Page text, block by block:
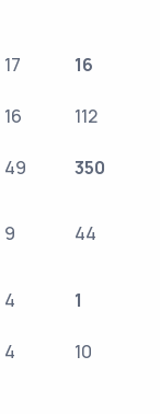
17 16
16 112
49 350
9 44
4 1
4 10